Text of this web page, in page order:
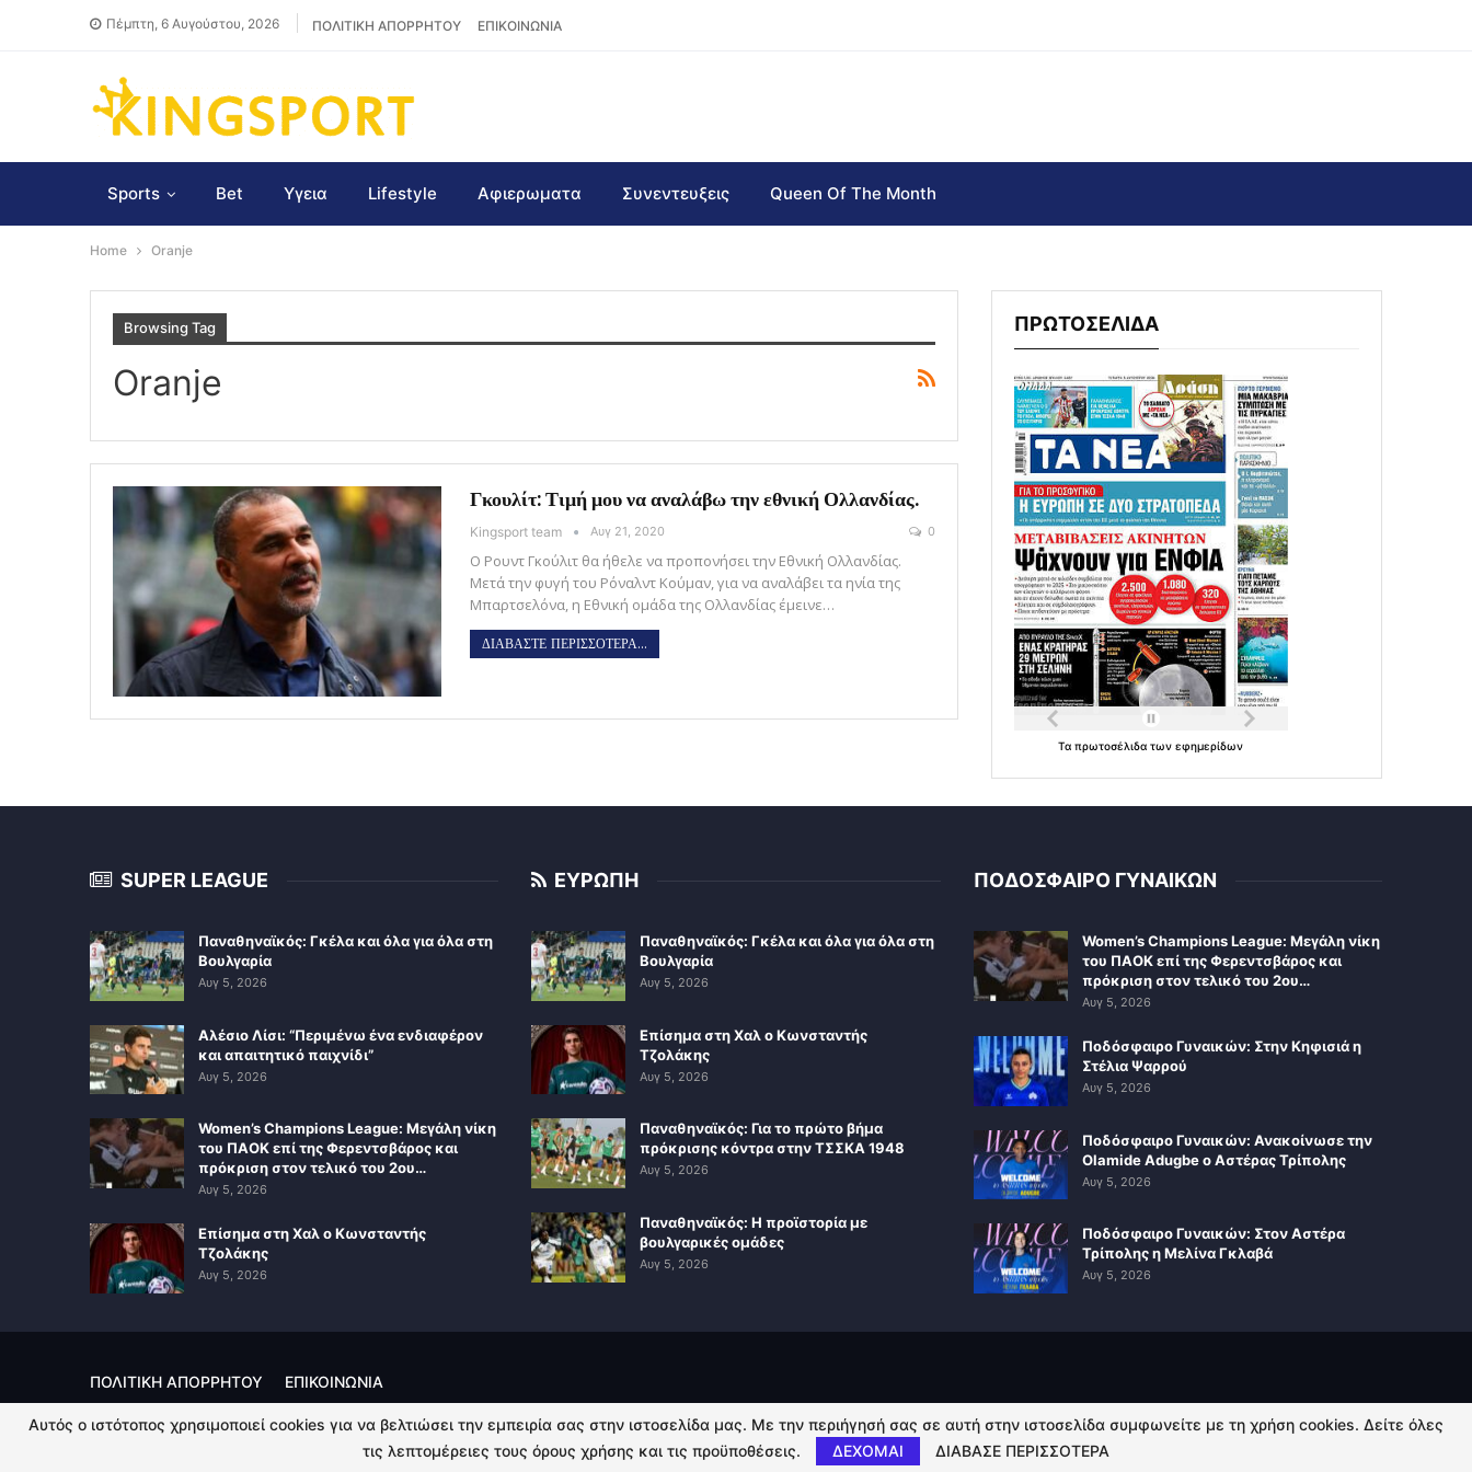
Πέμπτη, 6 Αυγούστου, 2026 ΠΟΛΙΤΙΚΗ ΑΠΟΡΡΗΤΟΥ ΕΠΙΚΟΙΝΩΝΙΑ
Sports Bet Υγεια Lifestyle Αφιερωματα Συνεντευξεις Queen Of The Month
Home Oranje
Browsing Tag
Oranje
Γκουλίτ: Τιμή μου να αναλάβω την εθνική Ολλανδίας.
Kingsport team Αυγ 21, 2020 0
O Ρουντ Γκούλιτ θα ήθελε να προπονήσει την Εθνική Ολλανδίας.
Μετά την φυγή του Ρόναλντ Κούμαν, για να αναλάβει τα ηνία της
Μπαρτσελόνα, η Εθνική ομάδα της Ολλανδίας έμεινε…
ΔΙΑΒΑΣΤΕ ΠΕΡΙΣΣΟΤΕΡΑ...
ΠΡΩΤΟΣΕΛΙΔΑ
Ταπρωτοσέλιδατωνεφημερίδων
SUPER LEAGUE
Παναθηναϊκός: Γκέλα και όλα για όλα στη
Βουλγαρία
Αυγ 5, 2026
Αλέσιο Λίσι: “Περιμένω ένα ενδιαφέρον
και απαιτητικό παιχνίδι”
Αυγ 5, 2026
Women’s Champions League: Μεγάλη νίκη
του ΠΑΟΚ επί της Φερεντσβάρος και
πρόκριση στον τελικό του 2ου…
Αυγ 5, 2026
Επίσημα στη Χαλ ο Κωνσταντής
Τζολάκης
Αυγ 5, 2026
ΕΥΡΩΠΗ
Παναθηναϊκός: Γκέλα και όλα για όλα στη
Βουλγαρία
Αυγ 5, 2026
Επίσημα στη Χαλ ο Κωνσταντής
Τζολάκης
Αυγ 5, 2026
Παναθηναϊκός: Για το πρώτο βήμα
πρόκρισης κόντρα στην ΤΣΣΚΑ 1948
Αυγ 5, 2026
Παναθηναϊκός: Η προϊστορία με
βουλγαρικές ομάδες
Αυγ 5, 2026
ΠΟΔΟΣΦΑΙΡΟ ΓΥΝΑΙΚΩΝ
Women’s Champions League: Μεγάλη νίκη
του ΠΑΟΚ επί της Φερεντσβάρος και
πρόκριση στον τελικό του 2ου…
Αυγ 5, 2026
Ποδόσφαιρο Γυναικών: Στην Κηφισιά η
Στέλια Ψαρρού
Αυγ 5, 2026
Ποδόσφαιρο Γυναικών: Ανακοίνωσε την
Olamide Adugbe ο Αστέρας Τρίπολης
Αυγ 5, 2026
Ποδόσφαιρο Γυναικών: Στον Αστέρα
Τρίπολης η Μελίνα Γκλαβά
Αυγ 5, 2026
ΠΟΛΙΤΙΚΗ ΑΠΟΡΡΗΤΟΥ ΕΠΙΚΟΙΝΩΝΙΑ
© 2026 - Kingsport.gr. All Rights Reserved.
Αυτός ο ιστότοπος χρησιμοποιεί cookies για να βελτιώσει την εμπειρία σας στην ιστοσελίδα μας. Με την περιήγησή σας σε αυτή στην ιστοσελίδα συμφωνείτε με τη χρήση cookies. Δείτε όλες
τις λεπτομέρειες τους όρους χρήσης και τις προϋποθέσεις.
ΔΕΧΟΜΑΙ ΔΙΑΒΑΣΕ ΠΕΡΙΣΣΟΤΕΡΑ